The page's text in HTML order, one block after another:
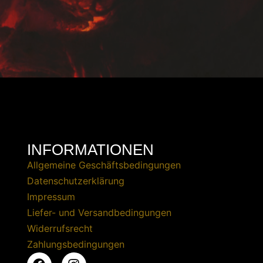
INFORMATIONEN
Allgemeine Geschäftsbedingungen
Datenschutzerklärung
Impressum
Liefer- und Versandbedingungen
Widerrufsrecht
Zahlungsbedingungen